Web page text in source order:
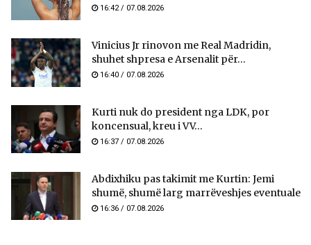
16:42 / 07.08.2026
Vinicius Jr rinovon me Real Madridin,
shuhet shpresa e Arsenalit për...
16:40 / 07.08.2026
Kurti nuk do president nga LDK, por
koncensual, kreu i VV...
16:37 / 07.08.2026
Abdixhiku pas takimit me Kurtin: Jemi
shumë, shumë larg marrëveshjes eventuale
16:36 / 07.08.2026